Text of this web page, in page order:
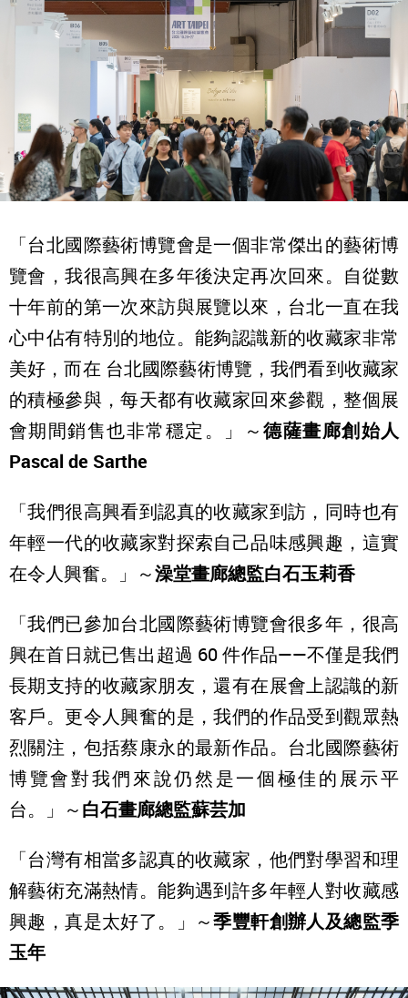
「台北國際藝術博覽會是一個非常傑出的藝術博
覽會，我很高興在多年後決定再次回來。自從數
十年前的第一次來訪與展覽以來，台北一直在我
心中佔有特別的地位。能夠認識新的收藏家非常
美好，而在 台北國際藝術博覽，我們看到收藏家
的積極參與，每天都有收藏家回來參觀，整個展
會期間銷售也非常穩定。」～德薩畫廊創始人
Pascal de Sarthe
「我們很高興看到認真的收藏家到訪，同時也有
年輕一代的收藏家對探索自己品味感興趣，這實
在令人興奮。」～澡堂畫廊總監白石玉莉香
「我們已參加台北國際藝術博覽會很多年，很高
興在首日就已售出超過 60 件作品——不僅是我們
長期支持的收藏家朋友，還有在展會上認識的新
客戶。更令人興奮的是，我們的作品受到觀眾熱
烈關注，包括蔡康永的最新作品。台北國際藝術
博覽會對我們來說仍然是一個極佳的展示平
台。」～白石畫廊總監蘇芸加
「台灣有相當多認真的收藏家，他們對學習和理
解藝術充滿熱情。能夠遇到許多年輕人對收藏感
興趣，真是太好了。」～季豐軒創辦人及總監季
玉年